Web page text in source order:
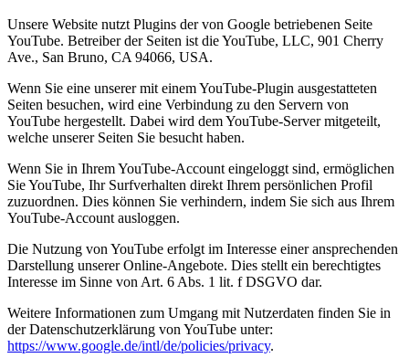
Unsere Website nutzt Plugins der von Google betriebenen Seite
YouTube. Betreiber der Seiten ist die YouTube, LLC, 901 Cherry
Ave., San Bruno, CA 94066, USA.
Wenn Sie eine unserer mit einem YouTube-Plugin ausgestatteten
Seiten besuchen, wird eine Verbindung zu den Servern von
YouTube hergestellt. Dabei wird dem YouTube-Server mitgeteilt,
welche unserer Seiten Sie besucht haben.
Wenn Sie in Ihrem YouTube-Account eingeloggt sind, ermöglichen
Sie YouTube, Ihr Surfverhalten direkt Ihrem persönlichen Profil
zuzuordnen. Dies können Sie verhindern, indem Sie sich aus Ihrem
YouTube-Account ausloggen.
Die Nutzung von YouTube erfolgt im Interesse einer ansprechenden
Darstellung unserer Online-Angebote. Dies stellt ein berechtigtes
Interesse im Sinne von Art. 6 Abs. 1 lit. f DSGVO dar.
Weitere Informationen zum Umgang mit Nutzerdaten finden Sie in
der Datenschutzerklärung von YouTube unter:
https://www.google.de/intl/de/policies/privacy.